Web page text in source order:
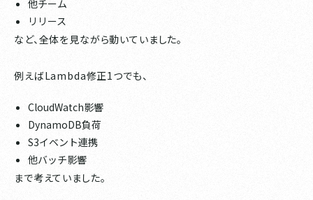
他チーム
リリース
など、全体を見ながら動いていました。
例えばLambda修正1つでも、
CloudWatch影響
DynamoDB負荷
S3イベント連携
他バッチ影響
まで考えていました。